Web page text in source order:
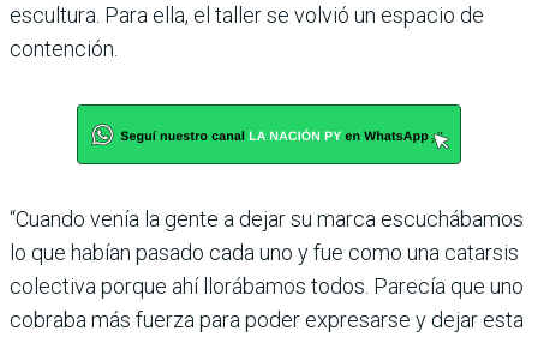
escultura. Para ella, el taller se volvió un espacio de
contención.
“Cuando venía la gente a dejar su marca escuchábamos
lo que habían pasado cada uno y fue como una catarsis
colectiva porque ahí llorábamos todos. Parecía que uno
cobraba más fuerza para poder expresarse y dejar esta